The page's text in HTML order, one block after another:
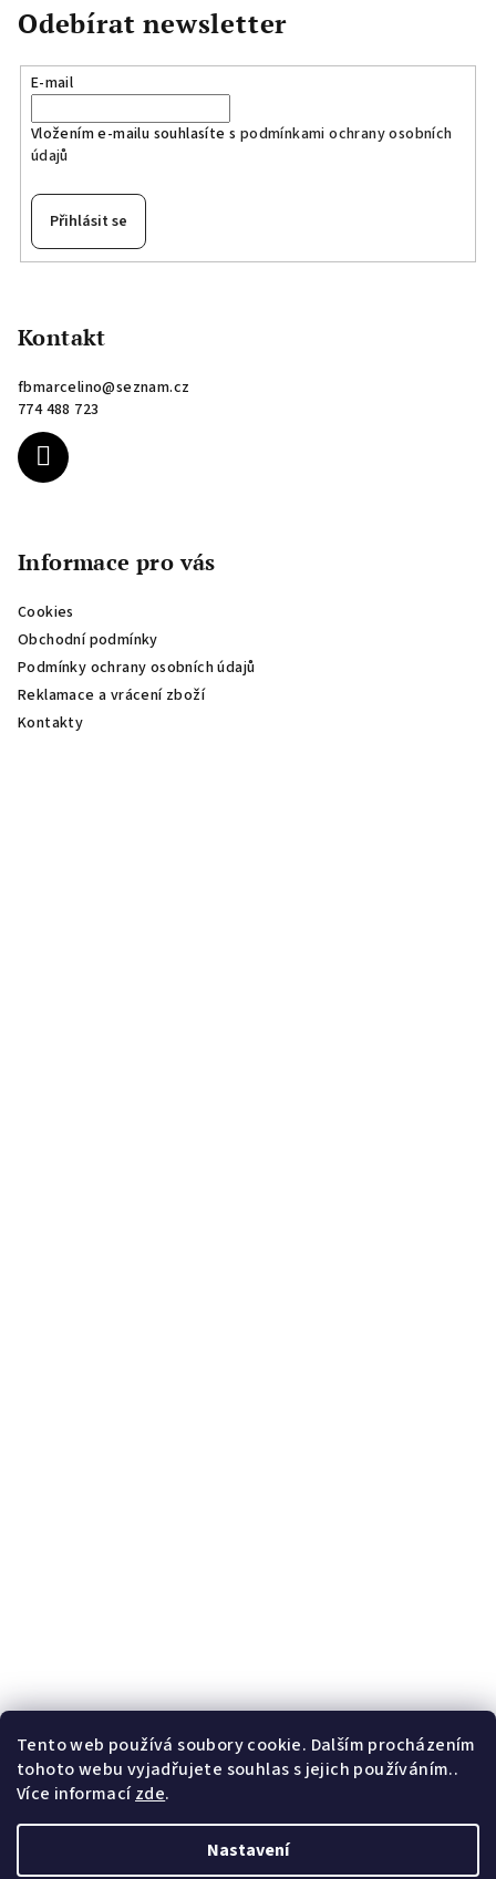
Tento web používá soubory cookie. Dalším procházením
tohoto webu vyjadřujete souhlas s jejich používáním..
Více informacízde.
Nastavení
Odebírat newsletter
E-mail
Vložením e-mailu souhlasíte s podmínkami ochrany osobních
údajů
Přihlásit se
Kontakt
fbmarcelino@seznam.cz
774 488 723
Informace pro vás
Cookies
Obchodní podmínky
Podmínky ochrany osobních údajů
Reklamace a vrácení zboží
Kontakty